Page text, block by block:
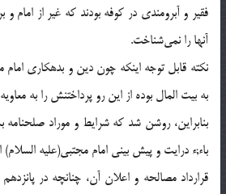
فقير و آبرومندى در كوفه بودند كه غير از امام
آنها را نمى‌شناخت.
نكته قابل توجه اينكه چون دين و بدهكارى امام
به بيت المال بوده از اين رو پرداختنش را به
بنابراين، روشن شد كه شرايط و موراد صلحنامه
باء;ء درايت و پيش بينى امام مجتبى(علیه